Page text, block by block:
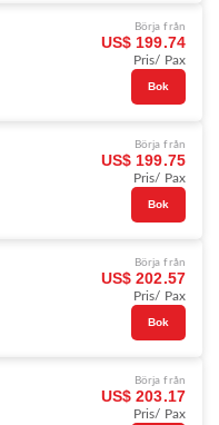
Börja från
US$ 199.74
Pris/ Pax
Bok
Börja från
US$ 199.75
Pris/ Pax
Bok
Börja från
US$ 202.57
Pris/ Pax
Bok
Börja från
US$ 203.17
Pris/ Pax